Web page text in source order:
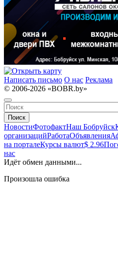
Написать письмо О нас Реклама
© 2006-2026 «BOBR.by»
Поиск
НовостиФотофактНаш Бобруйск
организацийРаботаОбъявления
на порталеКурсы валют$ 2.96
нас
Идёт обмен данными...
Произошла ошибка